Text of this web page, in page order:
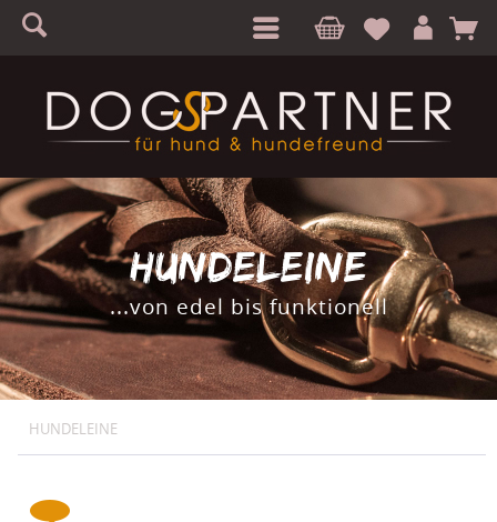
S A
HUNDELEINE
...von edel bis funktionell
HUNDELEINE